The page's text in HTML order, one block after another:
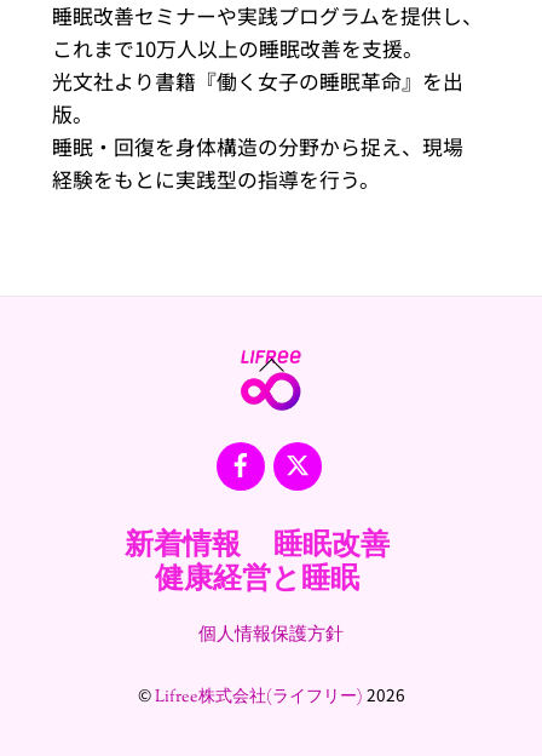
睡眠改善セミナーや実践プログラムを提供し、
これまで10万人以上の睡眠改善を支援。
光文社より書籍『働く女子の睡眠革命』を出
版。
睡眠・回復を身体構造の分野から捉え、現場
経験をもとに実践型の指導を行う。
Back
To
Facebook
X
新着情報
睡眠改善
健康経営と睡眠
個人情報保護方針
©Lifree株式会社(ライフリー) 2026